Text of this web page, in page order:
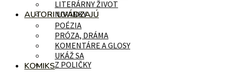
NOVINKY
Z POLIČKY
LITERÁRNY ŽIVOT
AUTORI UVÁDZAJÚ
POÉZIA
PRÓZA, DRÁMA
KOMENTÁRE A GLOSY
UKÁŽ SA
KOMIKS